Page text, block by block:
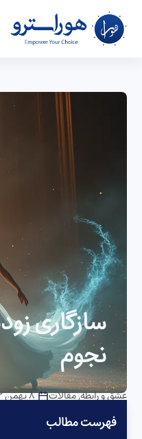
سازگاری
نجوم
عشق و رابطه,مقالات 8 بهمن 1403
فهرست مطالب